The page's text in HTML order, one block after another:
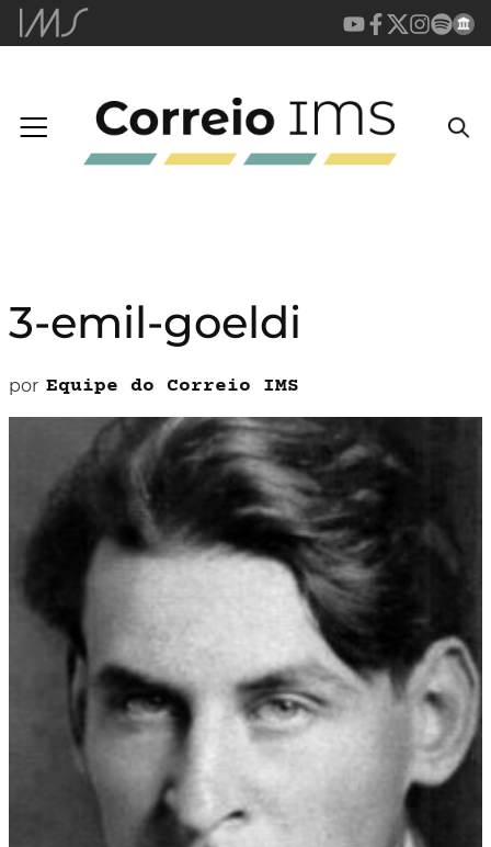
3-emil-goeldi
por Equipe do Correio IMS